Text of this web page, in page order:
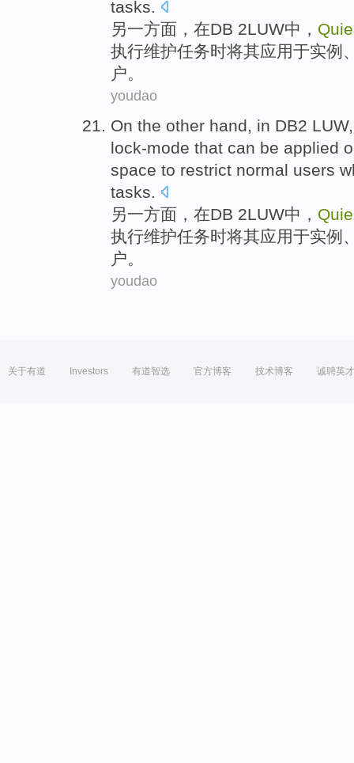
tasks.
另一方面， 在DB 2LUW中 ，
执行维护任务时将其应用于实例
户。
youdao
On the other hand, in DB2 LUW
lock-mode that can be applied
space to restrict normal users
tasks.
另一方面， 在DB 2LUW中 ，
执行维护任务时将其应用于实例
户。
youdao
关于有道 Investors 有道智选 官方博客 技术博客 诚聘英才